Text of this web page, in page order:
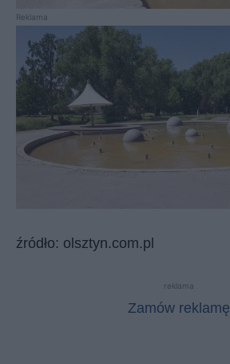
Reklama
źródło: olsztyn.com.pl
reklama
Zamów reklamę